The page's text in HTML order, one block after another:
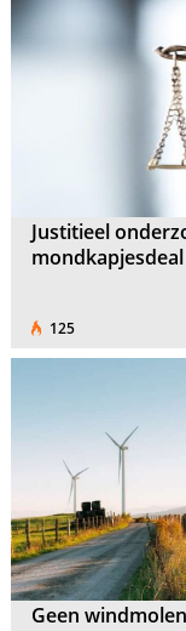
Justitieel
mondkapjesdeal
125
Geen